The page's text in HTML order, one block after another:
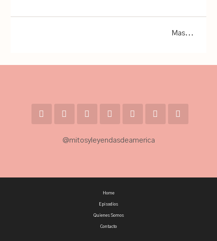
Mas...
@mitosyleyendasdeamerica
Home
Episodios
Quienes Somos
Contacto